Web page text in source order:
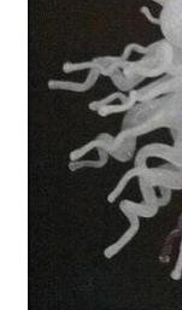
Публикации